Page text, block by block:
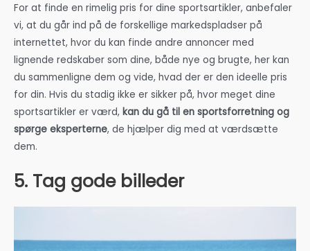
For at finde en rimelig pris for dine sportsartikler, anbefaler
vi, at du går ind på de forskellige markedspladser på
internettet, hvor du kan finde andre annoncer med
lignende redskaber som dine, både nye og brugte, her kan
du sammenligne dem og vide, hvad der er den ideelle pris
for din. Hvis du stadig ikke er sikker på, hvor meget dine
sportsartikler er værd, kan du gå til en sportsforretning og
spørge eksperterne, de hjælper dig med at værdsætte
dem.
5. Tag gode billeder